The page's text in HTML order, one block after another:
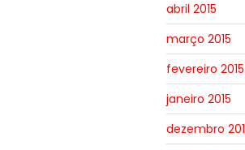
abril 2015
março 2015
fevereiro 2015
janeiro 2015
dezembro